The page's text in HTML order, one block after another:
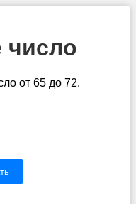
число
от 65 до 72.